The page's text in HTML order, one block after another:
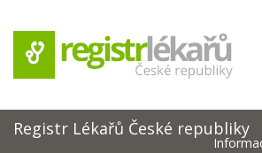
Registr Lékařů České republiky